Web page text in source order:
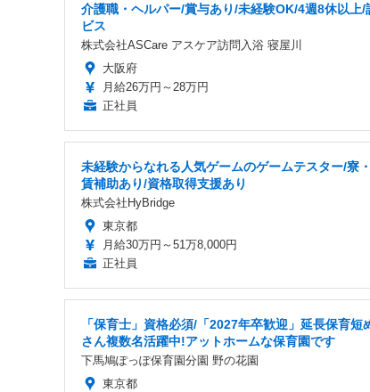
介護職・ヘルパー/賞与あり/未経験OK/4週8休以上/
ビス
株式会社ASCare アスケア訪問入浴 寝屋川
大阪府
月給26万円～28万円
正社員
未経験からなれる人気ゲームのゲームテスター/寮
賃補助あり/資格取得支援あり
株式会社HyBridge
東京都
月給30万円～51万8,000円
正社員
「保育士」資格必須/「2027年卒歓迎」延長保育短
さん複数名活躍中!アットホームな保育園です
下馬鳩ぽっぽ保育園分園 野の花園
東京都